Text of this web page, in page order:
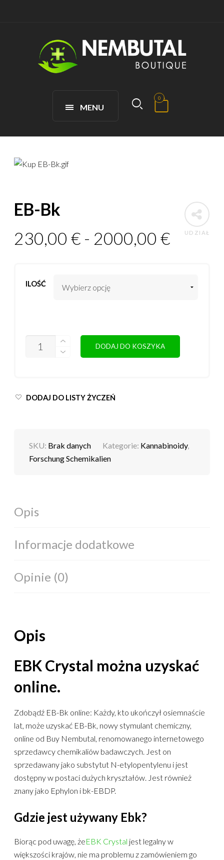
MENU
0
UDZIAŁ
EB-Bk
230,00€ - 2000,00€
ILOŚĆ
DODAJ DO KOSZYKA
DODAJ DO LISTY ŻYCZEŃ
SKU: Brak danych Kategorie: Kannabinoidy,
Forschung Schemikalien
Opis
Informacje dodatkowe
Opinie (0)
Opis
EBK Crystal można uzyskać
online.
Zdobądź EB-Bk online: Każdy, kto ukończył osiemnaście
lat, może uzyskać EB-Bk, nowy stymulant chemiczny,
online od Buy Nembutal, renomowanego internetowego
sprzedawcy chemikaliów badawczych. Jest on
sprzedawany jako substytut N-etylopentylenu i jest
dostępny w postaci dużych kryształów. Jest również
znany jako Ephylon i bk-EBDP.
Gdzie jest używany Ebk?
Biorąc pod uwagę, żeEBK Crystal jest legalny w
większości krajów, nie ma problemu z zamówieniem go